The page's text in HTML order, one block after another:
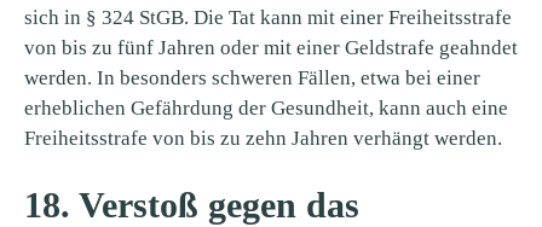
sich in § 324 StGB. Die Tat kann mit einer Freiheitsstrafe
von bis zu fünf Jahren oder mit einer Geldstrafe geahndet
werden. In besonders schweren Fällen, etwa bei einer
erheblichen Gefährdung der Gesundheit, kann auch eine
Freiheitsstrafe von bis zu zehn Jahren verhängt werden.
18. Verstoß gegen das